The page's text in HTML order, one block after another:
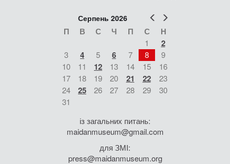
Попер
Серпень 2026
П В С Ч П С Н
1 2
3 4 5 6 7 8
9
10
11 12 13 14 15
16
17
18 19 20 21 22
23
24
25 26 27 28 29
30
31
із загальних питань:
maidanmuseum@gmail.com
для ЗМІ:
press@maidanmuseum.org